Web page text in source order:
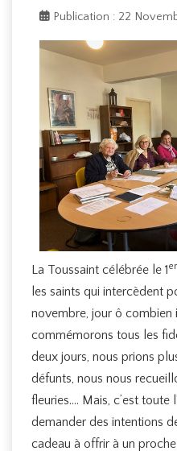
Publication : 22
La Toussaint célébrée le 1er
les saints qui intercèdent
novembre, jour ô combien
commémorons tous les
deux jours, nous prions
défunts, nous nous
fleuries…. Mais, c’est toute
demander des intentions
cadeau à offrir à un